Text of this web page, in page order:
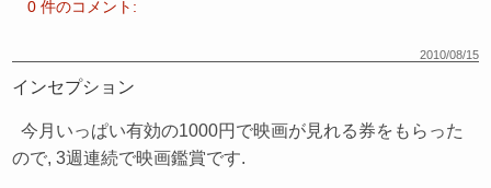
0 件のコメント:
2010/08/15
インセプション
今月いっぱい有効の1000円で映画が見れる券をもらった
ので, 3週連続で映画鑑賞です.